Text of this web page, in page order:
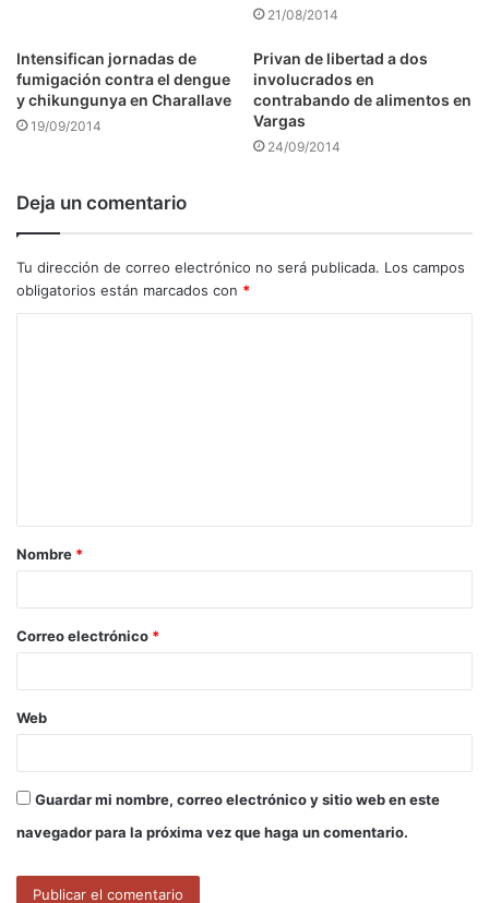
21/08/2014
Intensifican jornadas de
fumigación contra el dengue
y chikungunya en Charallave
19/09/2014
Privan de libertad a dos
involucrados en
contrabando de alimentos en
Vargas
24/09/2014
Deja un comentario
Tu dirección de correo electrónico no será publicada. Los campos
obligatorios están marcados con *
a
r
*
Nombre *
Correo electrónico *
Web
Guardar mi nombre, correo electrónico y sitio web en este
navegador para la próxima vez que haga un comentario.